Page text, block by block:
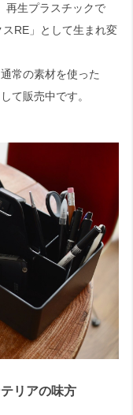
再生プラスチックで
RE」として生まれ変
常の素材を使った
て販売中です。
リアの味方